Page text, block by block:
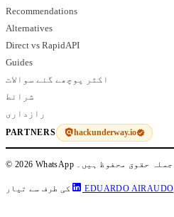
Recommendations
Alternatives
Direct vs RapidAPI
Guides
اکثر پوچھے گئے سوالات
شرائط
رازداری
PARTNERS hackunderway.io
کی طرف سے تیار EDUARDO AIRAUDO